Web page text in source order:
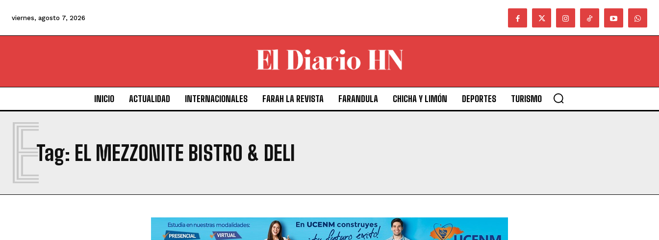
viernes, agosto 7, 2026
INICIO ACTUALIDAD INTERNACIONALES FARAH LA REVISTA FARANDULA CHICHA Y LIMÓN DEPORTES TURISMO
Tag: EL MEZZONITE BISTRO & DELI
E